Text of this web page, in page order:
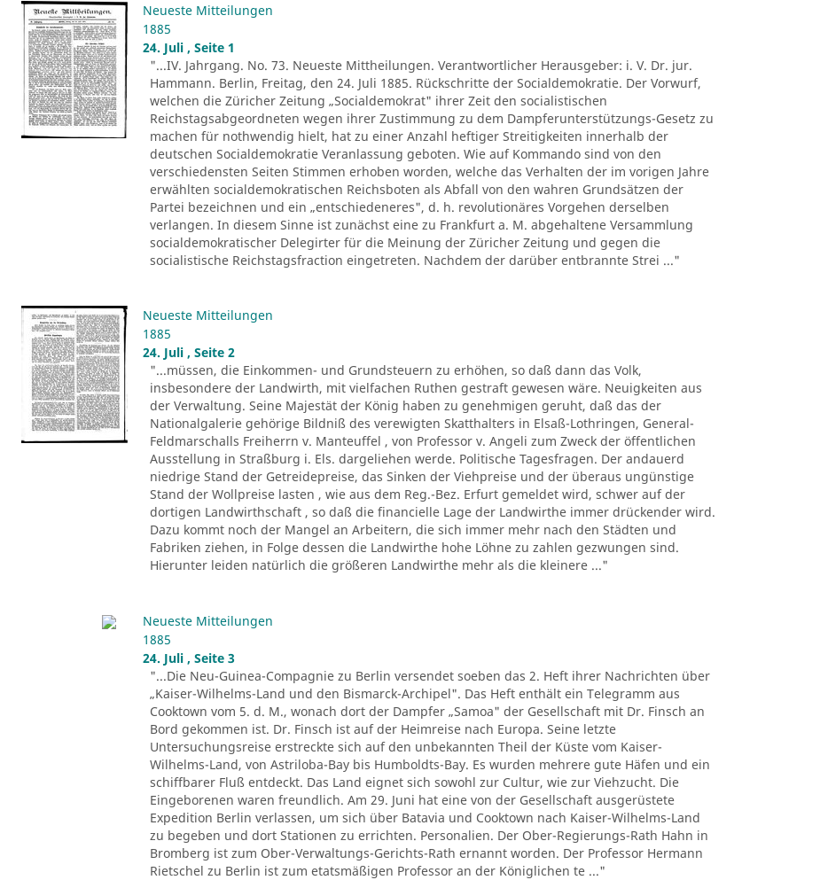
Neueste Mitteilungen
1885
24. Juli , Seite 1
"...IV. Jahrgang. No. 73. Neueste Mittheilungen. Verantwortlicher Herausgeber: i. V. Dr. jur.
Hammann. Berlin, Freitag, den 24. Juli 1885. Rückschritte der Socialdemokratie. Der Vorwurf,
welchen die Züricher Zeitung „Socialdemokrat" ihrer Zeit den socialistischen
Reichstagsabgeordneten wegen ihrer Zustimmung zu dem Dampferunterstützungs-Gesetz zu
machen für nothwendig hielt, hat zu einer Anzahl heftiger Streitigkeiten innerhalb der
deutschen Socialdemokratie Veranlassung geboten. Wie auf Kommando sind von den
verschiedensten Seiten Stimmen erhoben worden, welche das Verhalten der im vorigen Jahre
erwählten socialdemokratischen Reichsboten als Abfall von den wahren Grundsätzen der
Partei bezeichnen und ein „entschiedeneres", d. h. revolutionäres Vorgehen derselben
verlangen. In diesem Sinne ist zunächst eine zu Frankfurt a. M. abgehaltene Versammlung
socialdemokratischer Delegirter für die Meinung der Züricher Zeitung und gegen die
socialistische Reichstagsfraction eingetreten. Nachdem der darüber entbrannte Strei ..."
Neueste Mitteilungen
1885
24. Juli , Seite 2
"...müssen, die Einkommen- und Grundsteuern zu erhöhen, so daß dann das Volk,
insbesondere der Landwirth, mit vielfachen Ruthen gestraft gewesen wäre. Neuigkeiten aus
der Verwaltung. Seine Majestät der König haben zu genehmigen geruht, daß das der
Nationalgalerie gehörige Bildniß des verewigten Skatthalters in Elsaß-Lothringen, General-
Feldmarschalls Freiherrn v. Manteuffel , von Professor v. Angeli zum Zweck der öffentlichen
Ausstellung in Straßburg i. Els. dargeliehen werde. Politische Tagesfragen. Der andauerd
niedrige Stand der Getreidepreise, das Sinken der Viehpreise und der überaus ungünstige
Stand der Wollpreise lasten , wie aus dem Reg.-Bez. Erfurt gemeldet wird, schwer auf der
dortigen Landwirthschaft , so daß die financielle Lage der Landwirthe immer drückender wird.
Dazu kommt noch der Mangel an Arbeitern, die sich immer mehr nach den Städten und
Fabriken ziehen, in Folge dessen die Landwirthe hohe Löhne zu zahlen gezwungen sind.
Hierunter leiden natürlich die größeren Landwirthe mehr als die kleinere ..."
Neueste Mitteilungen
1885
24. Juli , Seite 3
"...Die Neu-Guinea-Compagnie zu Berlin versendet soeben das 2. Heft ihrer Nachrichten über
„Kaiser-Wilhelms-Land und den Bismarck-Archipel". Das Heft enthält ein Telegramm aus
Cooktown vom 5. d. M., wonach dort der Dampfer „Samoa" der Gesellschaft mit Dr. Finsch an
Bord gekommen ist. Dr. Finsch ist auf der Heimreise nach Europa. Seine letzte
Untersuchungsreise erstreckte sich auf den unbekannten Theil der Küste vom Kaiser-
Wilhelms-Land, von Astriloba-Bay bis Humboldts-Bay. Es wurden mehrere gute Häfen und ein
schiffbarer Fluß entdeckt. Das Land eignet sich sowohl zur Cultur, wie zur Viehzucht. Die
Eingeborenen waren freundlich. Am 29. Juni hat eine von der Gesellschaft ausgerüstete
Expedition Berlin verlassen, um sich über Batavia und Cooktown nach Kaiser-Wilhelms-Land
zu begeben und dort Stationen zu errichten. Personalien. Der Ober-Regierungs-Rath Hahn in
Bromberg ist zum Ober-Verwaltungs-Gerichts-Rath ernannt worden. Der Professor Hermann
Rietschel zu Berlin ist zum etatsmäßigen Professor an der Königlichen te ..."